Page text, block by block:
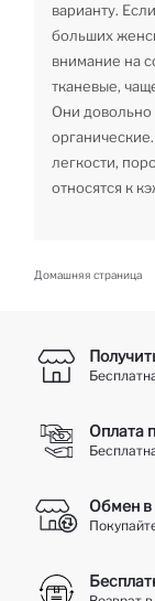
варианту.
больших
внимание на
тканевые,
Они довольно
легкости,
относятся к
Домашняя страница
Оплата
Обмен в